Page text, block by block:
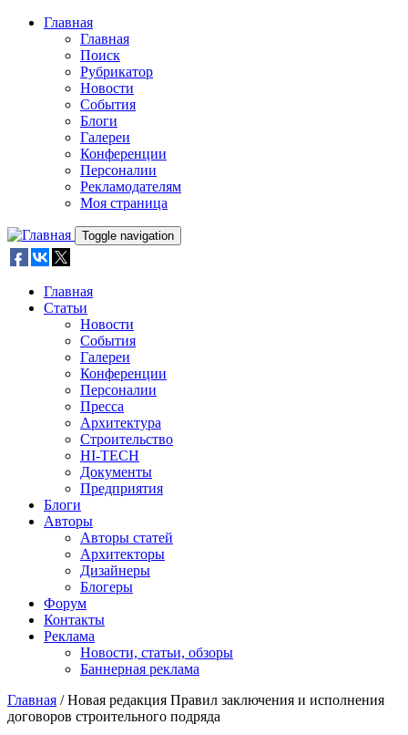
Skip to main content
Главная
Главная
Поиск
Рубрикатор
Новости
События
Блоги
Галереи
Конференции
Персоналии
Рекламодателям
Моя страница
Toggle navigation
Главная
Статьи
Новости
События
Галереи
Конференции
Персоналии
Пресса
Архитектура
Строительство
HI-TECH
Документы
Предприятия
Блоги
Авторы
Авторы статей
Архитекторы
Дизайнеры
Блогеры
Форум
Контакты
Реклама
Новости, статьи, обзоры
Баннерная реклама
You are here
Главная / Новая редакция Правил заключения и исполнения
договоров строительного подряда